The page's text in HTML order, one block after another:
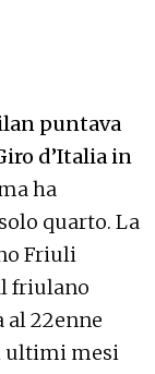
puntava
d’Italia in
ha
quarto. La
Friuli
friulano
al 22enne
ultimi mesi